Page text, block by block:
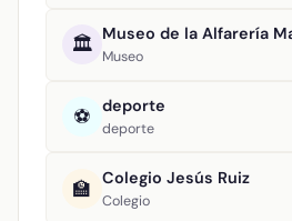
🏛️ Museo
⚽ deporte
deporte
🏫 Colegio Jesús Ruiz
Colegio